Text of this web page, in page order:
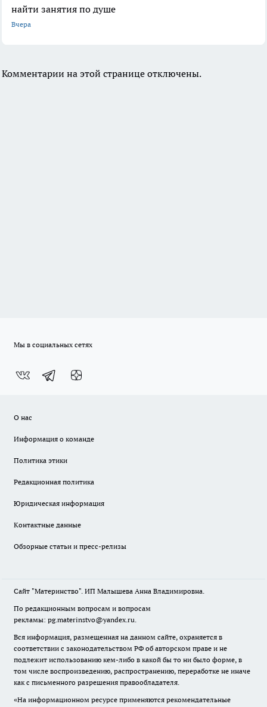
найти занятия по душе
Вчера
Комментарии на этой странице отключены.
Мы в социальных сетях
О нас
Информация о команде
Политика этики
Редакционная политика
Юридическая информация
Контактные данные
Обзорные статьи и пресс-релизы
Сайт "Материнство". ИП Малышева Анна Владимировна.
По редакционным вопросам и вопросам
рекламы: pg.materinstvo@yandex.ru.
Вся информация, размещенная на данном сайте, охраняется в
соответствии с законодательством РФ об авторском праве и не
подлежит использованию кем-либо в какой бы то ни было форме, в
том числе воспроизведению, распространению, переработке не иначе
как с письменного разрешения правообладателя.
«На информационном ресурсе применяются рекомендательные